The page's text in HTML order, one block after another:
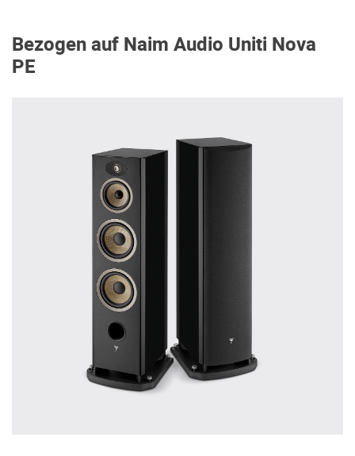
Bezogen auf Naim Audio Uniti Nova
PE